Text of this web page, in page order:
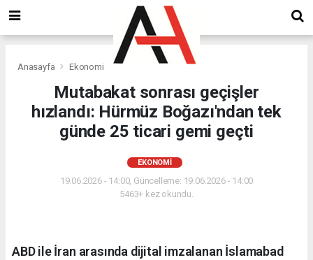
Anasayfa Ekonomi
Mutabakat sonrası geçişler
hızlandı: Hürmüz Boğazı'ndan tek
günde 25 ticari gemi geçti
EKONOMI
19.06.2026 - 14:00, Güncelleme: 19.06.2026 - 14:00
5463+ kez okundu.
ABD ile İran arasında dijital imzalanan İslamabad